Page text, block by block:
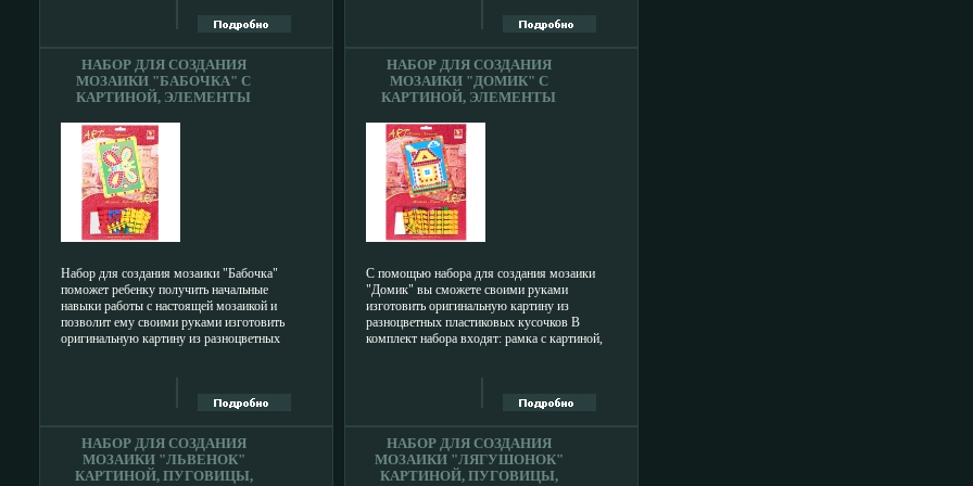
Уважаемые клиенты! Товар поставляется в
производится из имеющихся в наличии
цветов.
НАБОР ДЛЯ СОЗДАНИЯ
МОЗАИКИ "БАБОЧКА" С
КАРТИНОЙ, ЭЛЕМЕНТЫ
1678A.
Набор для создания мозаики "Бабочка"
поможет ребенку получить начальные
навыки работы с настоящей мозаикой и
позволит ему своими руками изготовить
оригинальную картину из разноцветных
и треугольной формы и клей На картине
необходимых элементов, поэтому ребенку
нужно лишь приклеить соответствующий
элемент на обозначенное место бвыйзТак,
НАБОР ДЛЯ СОЗДАНИЯ
МОЗАИКИ "ЛЬВЕНОК"
КАРТИНОЙ, ПУГОВИЦЫ,
степлер, №10 скобы 400 штук, клейкую
Характеристики: Размер подставки: 8,5 см х
6,5 см х 7 см Материал: пластик,
нержавеюбвыйдщая сталь Размер упаковки:
9 см х 11,5 см х 7 см.
НАБОР ДЛЯ СОЗДАНИЯ
МОЗАИКИ "ДОМИК" С
КАРТИНОЙ, ЭЛЕМЕНТЫ
1680A.
С помощью набора для создания мозаики
"Домик" вы сможете своими руками
изготовить оригинальную картину из
разноцветных пластиковых кусочков В
комплект набора входят: рамка с картиной,
картине Форма и цвет приклеиваемого
элемент на клей и слегка прижмите
Проделайте это со всеми элементами
мозаики Украсьте мозаикой бвыйкрамку,
НАБОР ДЛЯ СОЗДАНИЯ
МОЗАИКИ "ЛЯГУШОНОК"
КАРТИНОЙ, ПУГОВИЦЫ,